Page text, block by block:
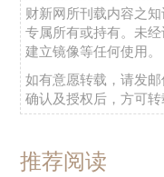
财新网所刊载内容之
专属所有或持有。未
建立镜像等任何使用。
如有意愿转载，请发邮
确认及授权后，方可转
推荐阅读